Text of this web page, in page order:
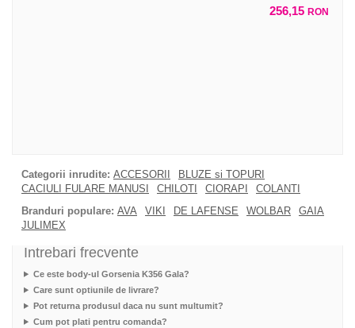
256,15 RON
Categorii inrudite: ACCESORII
BLUZE si TOPURI
CACIULI FULARE MANUSI
CHILOTI CIORAPI
COLANTI
Branduri populare: AVA VIKI DE LAFENSE WOLBAR
GAIA
JULIMEX
Intrebari frecvente
Ce este body-ul Gorsenia K356 Gala?
Care sunt optiunile de livrare?
Pot returna produsul daca nu sunt multumit?
Cum pot plati pentru comanda?